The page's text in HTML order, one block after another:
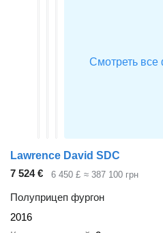
Lawrence David SDC
7 524 €
6 450 £ ≈ 387 100 грн
Полуприцеп фургон
2016